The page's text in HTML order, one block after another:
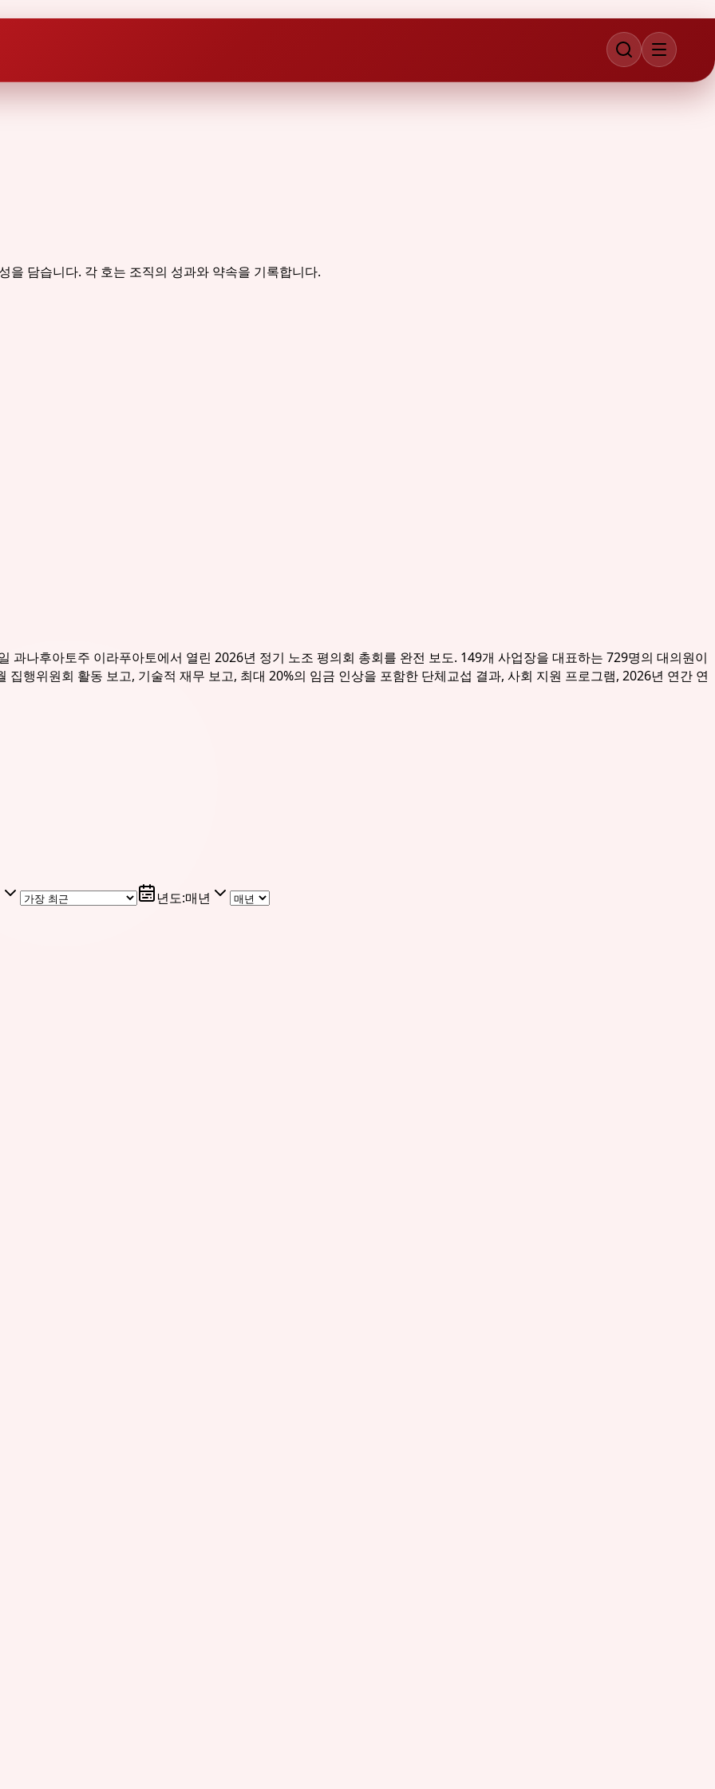
담습니다. 각 호는 조직의 성과와 약속을 기록합니다.
나후아토주 이라푸아토에서 열린 2026년 정기 노조 평의회 총회를 완전 보도. 149개 사업장을 대표하는 729명의 대의원이
행위원회 활동 보고, 기술적 재무 보고, 최대 20%의 임금 인상을 포함한 단체교섭 결과, 사회 지원 프로그램, 2026년 연간 연
년도:매년